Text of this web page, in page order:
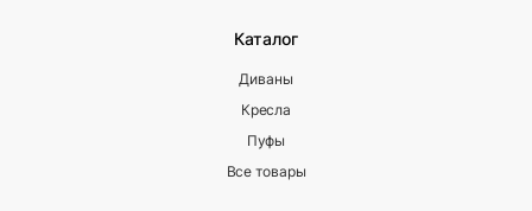
Каталог
Диваны
Кресла
Пуфы
Все товары